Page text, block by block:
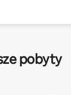
pobyty